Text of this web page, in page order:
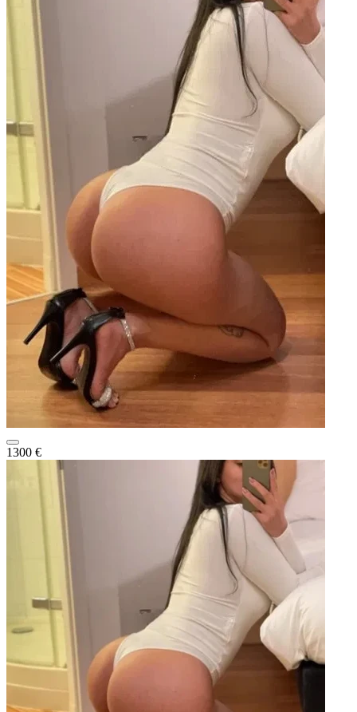
1300 €